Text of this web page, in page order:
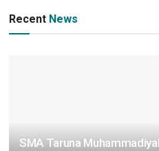
Recent News
SMA Taruna